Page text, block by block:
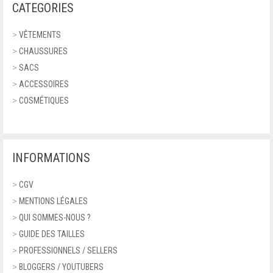
CATEGORIES
> VÊTEMENTS
> CHAUSSURES
> SACS
> ACCESSOIRES
> COSMÉTIQUES
INFORMATIONS
> CGV
> MENTIONS LÉGALES
> QUI SOMMES-NOUS ?
> GUIDE DES TAILLES
> PROFESSIONNELS / SELLERS
> BLOGGERS / YOUTUBERS